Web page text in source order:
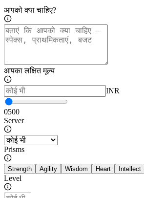
आपको क्या चाहिए?
आपका लक्षित मूल्य
INR
0500
Server
Prisms
Strength Agility Wisdom Heart Intellect
Level